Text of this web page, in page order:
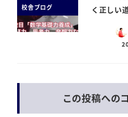
校舎ブログ
く正しい
この投稿への